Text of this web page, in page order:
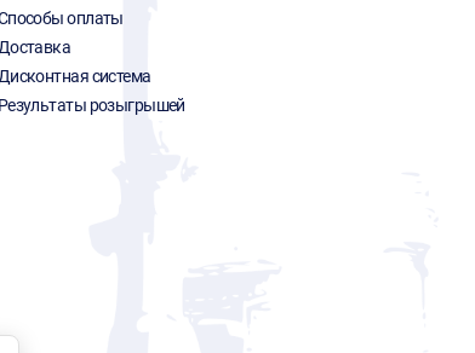
оплаты
Доставка
Дисконтная система
Результаты розыгрышей